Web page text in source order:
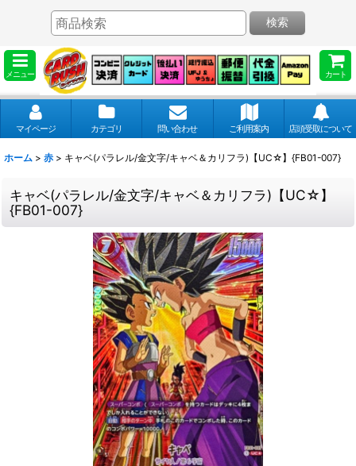
メニュー カート
検索
マイページ カテゴリ 問い合わせ ご利用案内 店頭受取について
ホーム > 赤 > キャベ(パラレル/金文字/キャベ＆カリフラ)【UC☆】{FB01-007}
キャベ(パラレル/金文字/キャベ＆カリフラ)【UC☆】
{FB01-007}